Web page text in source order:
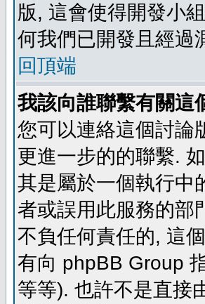
版, 這會使得開發小
何我們已開發且經過
回頂端
我該向誰聯繫有關這
您可以連絡這個討論
更進一步的的聯繫.
其是屬於一個執行中
者或誤用此服務的部
不負任何責任的, 這
有向 phpBB Group
等等). 也許不是直接